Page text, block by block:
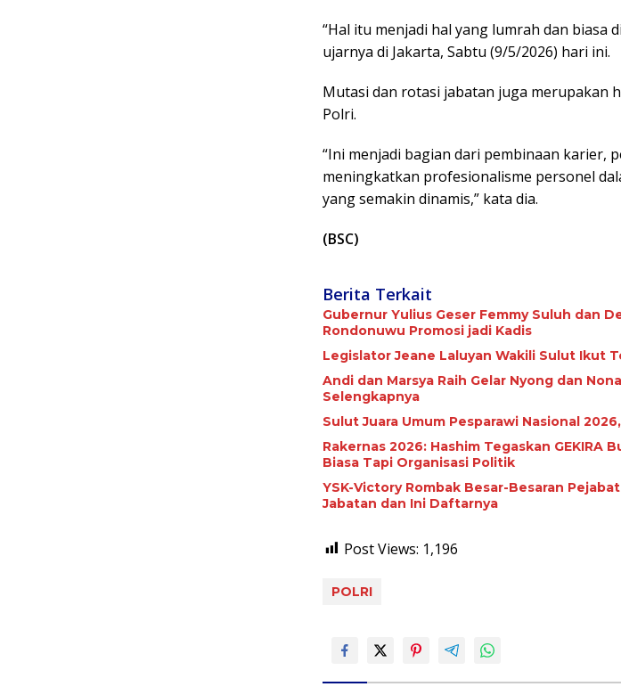
“Hal itu menjadi hal yang lumrah dan biasa
ujarnya di Jakarta, Sabtu (9/5/2026) hari ini.
Mutasi dan rotasi jabatan juga merupakan
Polri.
“Ini menjadi bagian dari pembinaan karier,
meningkatkan profesionalisme personel
yang semakin dinamis,” kata dia.
(BSC)
Berita Terkait
Gubernur Yulius Geser Femmy Suluh dan
Rondonuwu Promosi jadi Kadis
Legislator Jeane Laluyan Wakili Sulut Ikut
Andi dan Marsya Raih Gelar Nyong dan
Selengkapnya
Sulut Juara Umum Pesparawi Nasional
Rakernas 2026: Hashim Tegaskan GEKIRA
Biasa Tapi Organisasi Politik
YSK-Victory Rombak Besar-Besaran
Jabatan dan Ini Daftarnya
Post Views: 1,196
POLRI